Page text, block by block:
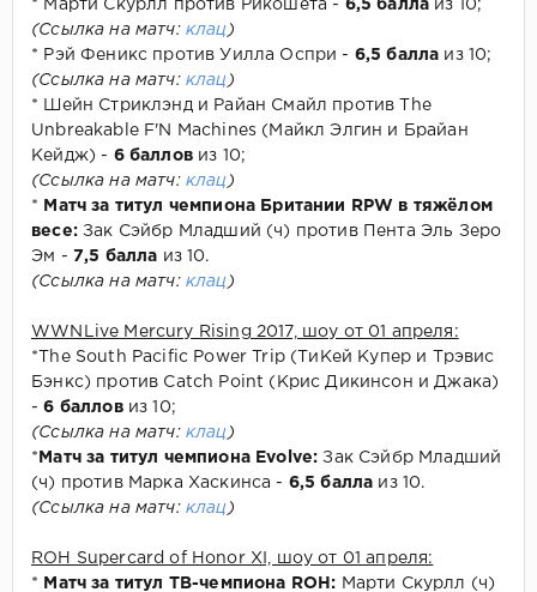
* Марти Скурлл против Рикошета - 6,5 балла из 10;
(Ссылка на матч: клац)
* Рэй Феникс против Уилла Оспри - 6,5 балла из 10;
(Ссылка на матч: клац)
* Шейн Стриклэнд и Райан Смайл против The
Unbreakable F'N Machines (Майкл Элгин и Брайан
Кейдж) - 6 балловиз 10;
(Ссылка на матч: клац)
*
Матч за титул чемпиона Британии RPW в тяжёлом
весе:Зак Сэйбр Младший (ч) против Пента Эль Зеро
Эм - 7,5 балла из 10.
(Ссылка на матч: клац)
WWNLive Mercury Rising 2017, шоу от 01 апреля:
*The South Pacific Power Trip (ТиКей Купер и Трэвис
Бэнкс) против Catch Point (Крис Дикинсон и Джака)
-6 балловиз 10;
(Ссылка на матч: клац)
* Матч за титул чемпиона Evolve: Зак Сэйбр Младший
(ч) против Марка Хаскинса - 6,5 балла из 10.
(Ссылка на матч: клац)
ROH Supercard of Honor XI, шоу от 01 апреля:
*
Матч за титул ТВ-чемпиона ROH: Марти Скурлл (ч)